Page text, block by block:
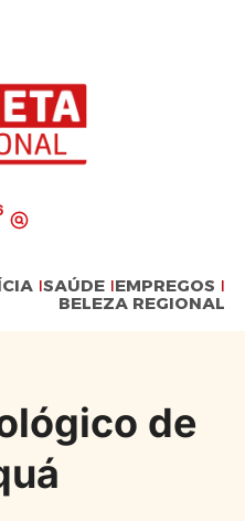
SAÚDE EMPREGOS
BELEZA REGIONAL
de